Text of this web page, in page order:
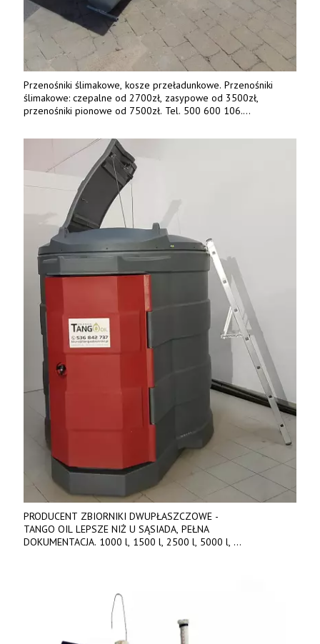
Przenośniki ślimakowe, kosze przeładunkowe. Przenośniki
ślimakowe: czepalne od 2700zł, zasypowe od 3500zł,
przenośniki pionowe od 7500zł. Tel. 500 600 106.
PRODUCENT ZBIORNIKI DWUPŁASZCZOWE -
TANGO OIL LEPSZE NIŻ U SĄSIADA, PEŁNA
DOKUMENTACJA. 1000 l, 1500 l, 2500 l, 5000 l,